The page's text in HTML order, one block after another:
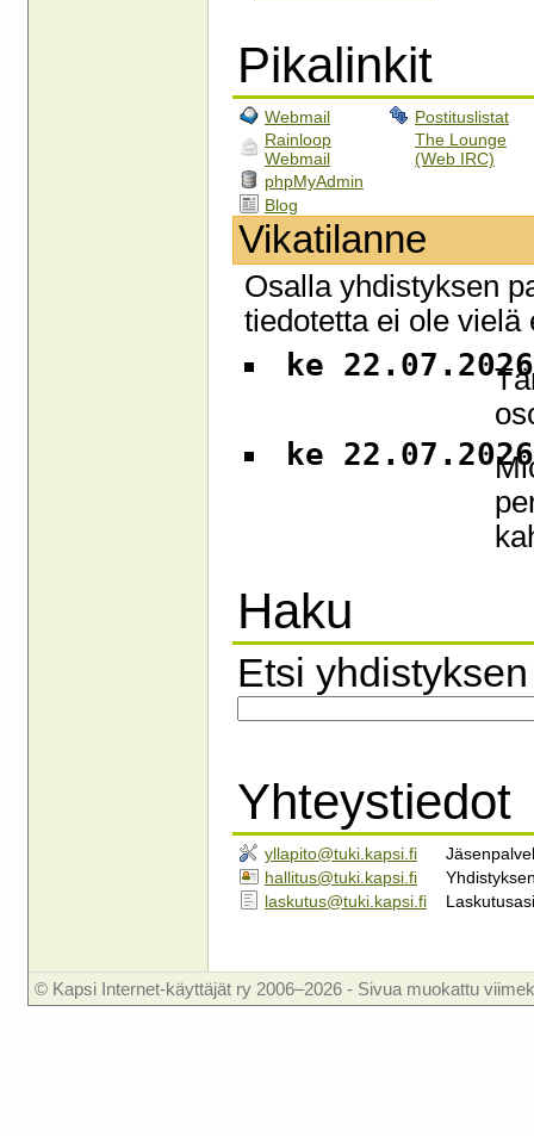
Pikalinkit
Webmail
Rainloop
Webmail
phpMyAdmin
Blog
Postituslistat
The Lounge
(Web IRC)
Vikatilanne
Osalla yhdistyksen
tiedotetta ei ole vielä
ke
ke
Haku
Etsi
Yhteystiedot
yllapito@tuki.kapsi.fi
hallitus@tuki.kapsi.fi
laskutus@tuki.kapsi.fi
© Kapsi Internet-käyttäjät ry 2006–2026 - Sivua muokattu